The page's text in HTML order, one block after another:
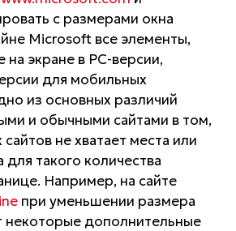
с размерами окна
Microsoft все элементы,
экране в PC-версии,
для мобильных
из основных различий
и обычными сайтами в том,
не хватает места или
для такого количества
Например, на сайте
при уменьшении размера
некоторые дополнительные